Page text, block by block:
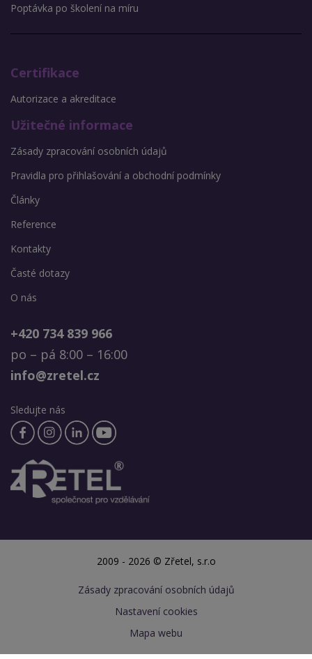
Poptávka po školení na míru
Certifikace
Autorizace a akreditace
Užitečné informace
Zásady zpracování osobních údajů
Pravidla pro přihlašování a obchodní podmínky
Články
Reference
Kontakty
Časté dotazy
O nás
+420 734 839 966
po – pá 8:00 – 16:00
info@zretel.cz
Sledujte nás
2009 - 2026 © Zřetel, s.r.o
Zásady zpracování osobních údajů
Nastavení cookies
Mapa webu